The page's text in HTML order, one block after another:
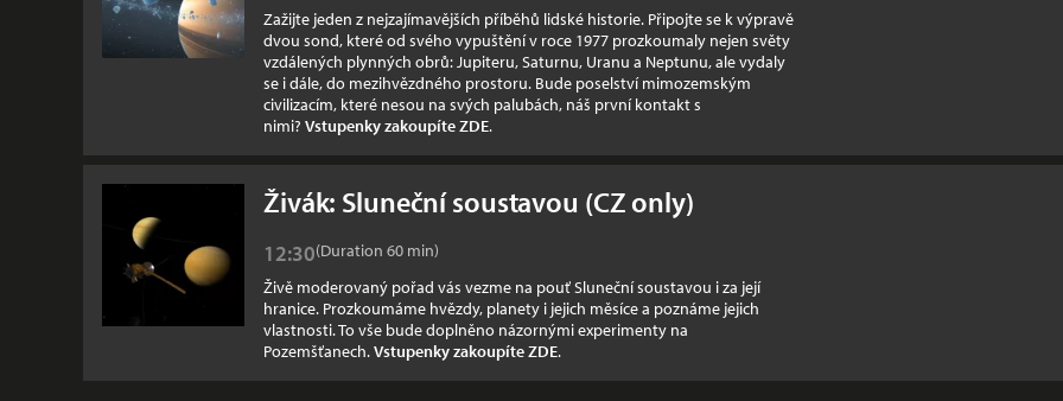
Zažijte jeden z nejzajímavějších příběhů lidské historie. Připojte se k výpravě
dvou sond, které od svého vypuštění v roce 1977 prozkoumaly nejen světy
vzdálených plynných obrů: Jupiteru, Saturnu, Uranu a Neptunu, ale vydaly
se i dále, do mezihvězdného prostoru. Bude poselství mimozemským
civilizacím, které nesou na svých palubách, náš první kontakt s
nimi? Vstupenky zakoupíte ZDE.
Živák: Sluneční soustavou (CZ only)
Show times
12:30(Duration 60 min)
Živě moderovaný pořad vás vezme na pouť Sluneční soustavou i za její
hranice. Prozkoumáme hvězdy, planety i jejich měsíce a poznáme jejich
vlastnosti. To vše bude doplněno názornými experimenty na
Pozemšťanech.Vstupenky zakoupíte ZDE.